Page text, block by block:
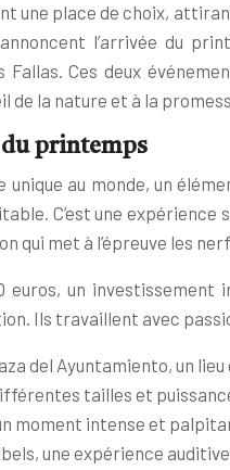
une place de choix,
l’arrivée du
Fallas. Ces deux
la nature et à la
du printemps
au monde, un
C’est une
qui met à l’épreuve les
euros, un
Ils travaillent avec
del Ayuntamiento, un
tailles et
moment intense et
une expérience